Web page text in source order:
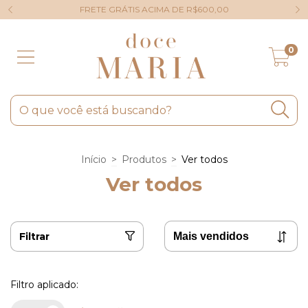
FRETE GRÁTIS ACIMA DE R$600,00
0
Início > Produtos > Ver todos
Ver todos
Filtrar
Filtro aplicado: